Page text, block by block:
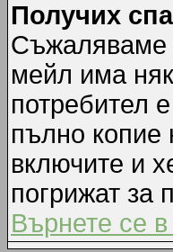
Получих
Съжаляваме
мейл има
потребител
пълно копие
включите и
погрижат за
Върнете се